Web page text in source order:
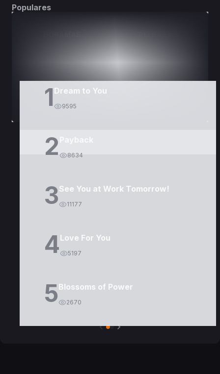
Populares
1 Dream to You
9595
2 8634
3See You at Work Tomorrow!
11177
4Love For You
5197
5Blossoms of Power
2670